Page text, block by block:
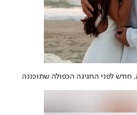
לפני החגיגה הכפולה שתוכננה